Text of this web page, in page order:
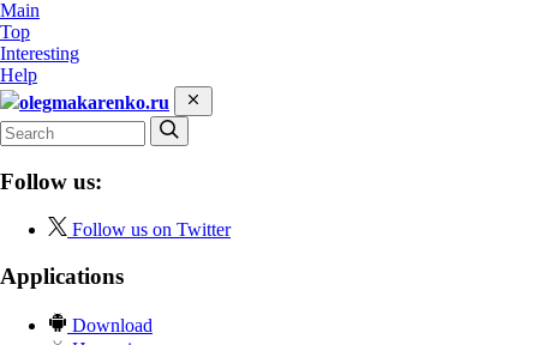
Main
Top
Interesting
Help
olegmakarenko.ru
Follow us:
Follow us on Twitter
Applications
Download